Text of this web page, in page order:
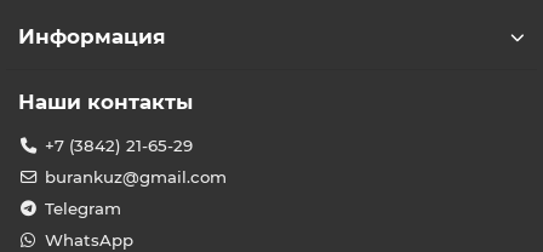
Информация
Наши контакты
+7 (3842) 21-65-29
burankuz@gmail.com
Telegram
WhatsApp